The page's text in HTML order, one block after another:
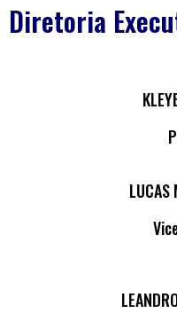
Diretoria
LUCAS